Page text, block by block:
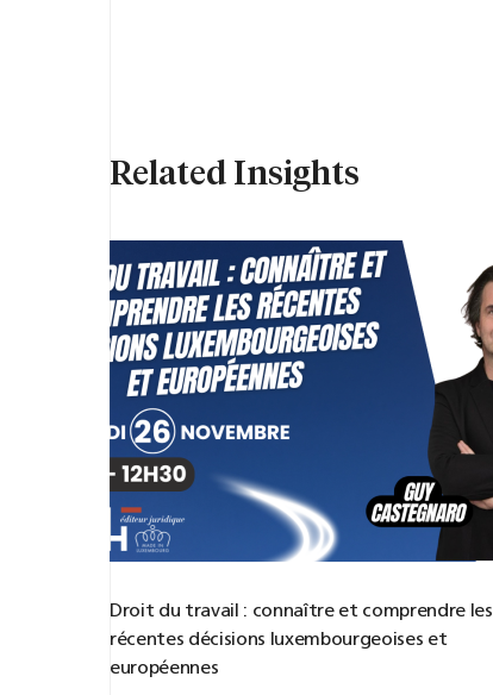
Related Insights
Droit du travail : connaître et comprendre les
récentes décisions luxembourgeoises et
européennes